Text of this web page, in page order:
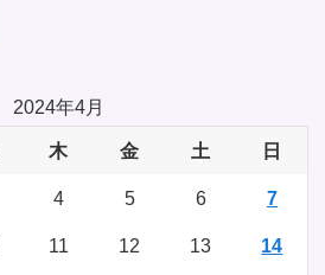
2024年4月
木 金 土 日
4 5 6 7
11 12 13 14